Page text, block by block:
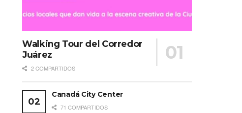
Walking Tour del Corredor
Juárez
2 COMPARTIDOS
Canadá City Center
71 COMPARTIDOS